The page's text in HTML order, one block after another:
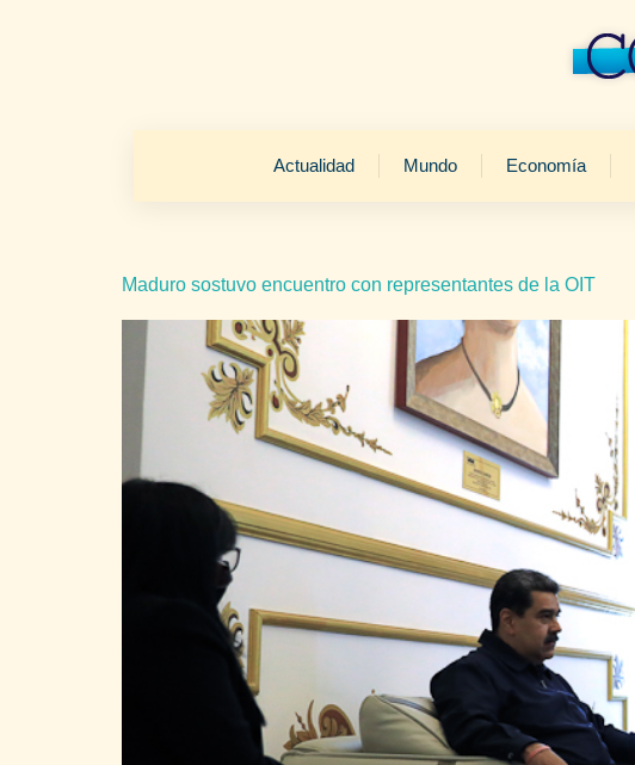
Actualidad Mundo Economía
Maduro sostuvo encuentro con representantes de la OIT